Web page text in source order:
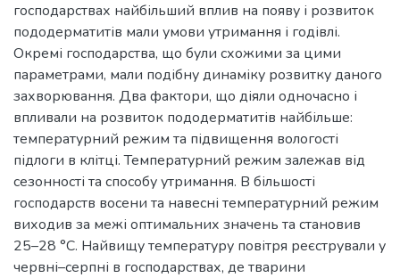
господарствах найбільший вплив на появу і розвиток
пододерматитів мали умови утримання і годівлі.
Окремі господарства, що були схожими за цими
параметрами, мали подібну динаміку розвитку даного
захворювання. Два фактори, що діяли одночасно і
впливали на розвиток пододерматитів найбільше:
температурний режим та підвищення вологості
підлоги в клітці. Температурний режим залежав від
сезонності та способу утримання. В більшості
господарств восени та навесні температурний режим
виходив за межі оптимальних значень та становив
25–28 °С. Найвищу температуру повітря реєстрували у
червні–серпні в господарствах, де тварини